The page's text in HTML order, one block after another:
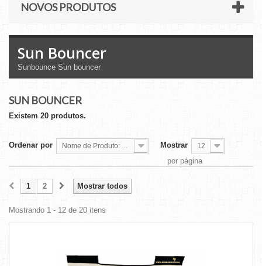
NOVOS PRODUTOS
Sun Bouncer
Sunbounce Sun bouncer
SUN BOUNCER
Existem 20 produtos.
Ordenar por Nome de Produto: A a Z Mostrar 12
por página
Mostrar todos
1 2
Mostrando 1 - 12 de 20 itens